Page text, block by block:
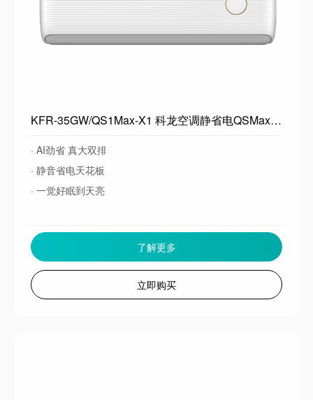
KFR-35GW/QS1Max-X1 科龙空调静省电QSMax 海信出品 新一级能效 卧室变频冷暖 轻音大风量 省电卧室挂机 以旧换新 大1.5匹一级能效35QSMax
· AI劲省 真大双排
· 静音省电天花板
· 一觉好眠到天亮
了解更多
立即购买